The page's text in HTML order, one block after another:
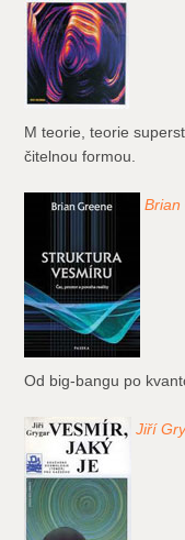
M teorie, teorie
čitelnou formou.
Brian
Od big-bangu po
Jiří